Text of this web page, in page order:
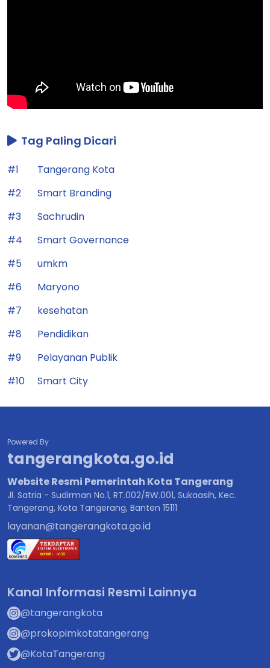
Tag Paling Dicari
#1
Tangerang Kota
#2
Smart Branding
#3
Sachrudin
#4
Smart Governance
#5
umkm
#6
Maryono
#7
kesehatan
#8
Pendidikan
#9
Pelayanan Publik
#10
Smart City
Powered By
tangerangkota.go.id
Website Resmi Pemerintah Kota Tangerang
Jl. Satria - Sudirman No.1, RT.002/RW.001, Sukaasih, Kec.
Tangerang, Kota Tangerang, Banten 15111
layanan@tangerangkota.go.id
Kanal Informasi Resmi Lainnya
@tangerangkota
@prokopimkotatangerang
@KotaTangerang